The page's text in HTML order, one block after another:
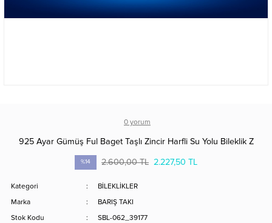
0 yorum
925 Ayar Gümüş Ful Baget Taşlı Zincir Harfli Su Yolu Bileklik Z
%14 2.600,00 TL 2.227,50 TL
Kategori
BİLEKLİKLER
Marka
BARIŞ TAKI
Stok Kodu
SBL-062_39177